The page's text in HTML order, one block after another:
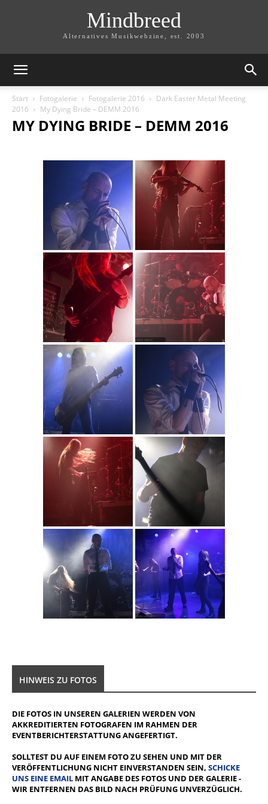
Mindbreed
Alternatives Musikwebzine, est. 2003
Start Fotogalerie Fotogalerie 2016
Dark Easter Metal Meeting
2016
My Dying Bride – DEMM 2016
MY DYING BRIDE – DEMM 2016
HINWEIS ZU FOTOS
DIE FOTOS IN UNSEREN GALERIEN WERDEN VON
AKKREDITIERTEN FOTOGRAFEN IM RAHMEN DER
EVENTBERICHTERSTATTUNG ANGEFERTIGT.
SOLLTEST DU AUF EINEM FOTO ZU SEHEN UND MIT DER
VERÖFFENTLICHUNG NICHT EINVERSTANDEN SEIN, SCHICKE
UNS EINE EMAIL MIT ANGABE DES FOTOS UND DER GALERIE -
WIR ENTFERNEN DAS BILD NACH PRÜFUNG UNVERZÜGLICH.